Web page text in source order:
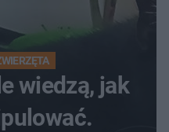
wiedzą, jak